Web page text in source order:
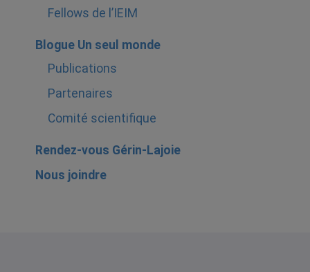
Fellows de l’IEIM
Blogue Un seul monde
Publications
Partenaires
Comité scientifique
Rendez-vous Gérin-Lajoie
Nous joindre